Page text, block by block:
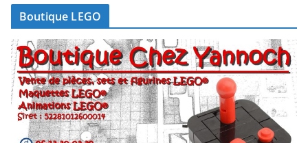
Boutique LEGO